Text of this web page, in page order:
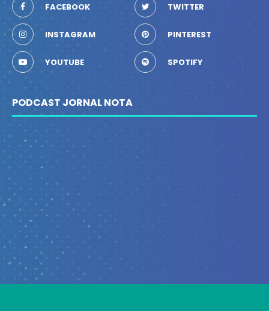
FACEBOOK TWITTER
INSTAGRAM PINTEREST
YOUTUBE SPOTIFY
PODCAST JORNAL NOTA